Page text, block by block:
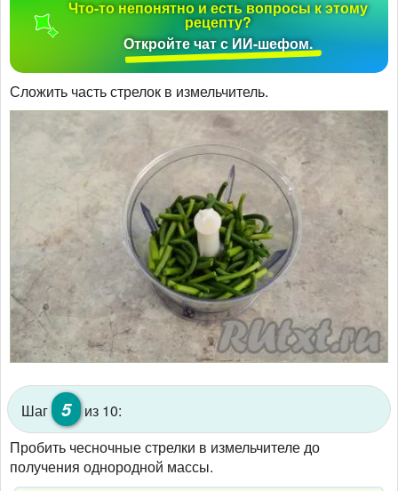
Что-то непонятно и есть вопросы к этому
рецепту?
Откройте чат с ИИ-шефом.
Сложить часть стрелок в измельчитель.
Шаг 5
из 10:
Пробить чесночные стрелки в измельчителе до
получения однородной массы.